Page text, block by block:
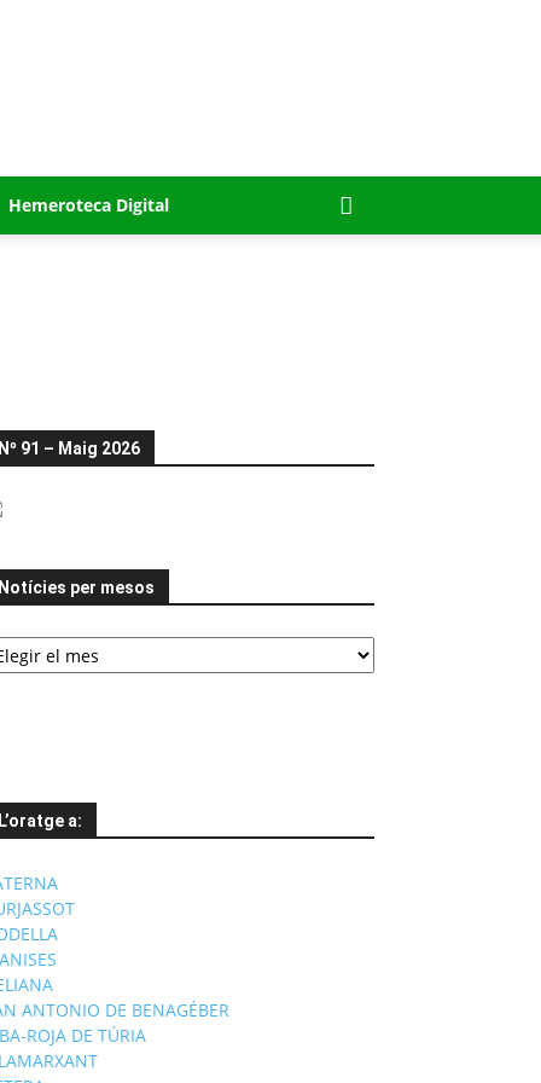
Hemeroteca Digital
Nº 91 – Maig 2026
Notícies per mesos
L’oratge a:
ANTONIO DE BENAGÉBER
ROJA DE TÚRIA